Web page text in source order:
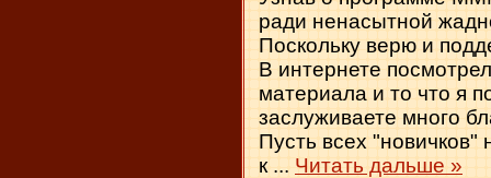
ради ненасытной
Поскольку верю и
В интернете
материала и то что я
заслуживаете много
Пусть всех
к ... Читать дальше »